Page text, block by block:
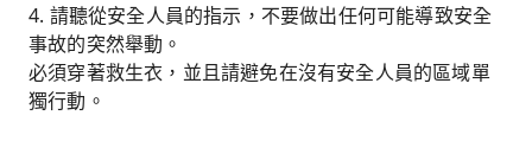
4. 請聽從安全人員的指示，不要做出任何可能導致安全
事故的突然舉動。
必須穿著救生衣，並且請避免在沒有安全人員的區域單
獨行動。